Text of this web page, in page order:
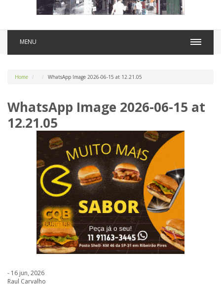
MENU
Home WhatsApp Image 2026-06-15 at 12.21.05
WhatsApp Image 2026-06-15 at
12.21.05
- 16 jun, 2026
Raul Carvalho